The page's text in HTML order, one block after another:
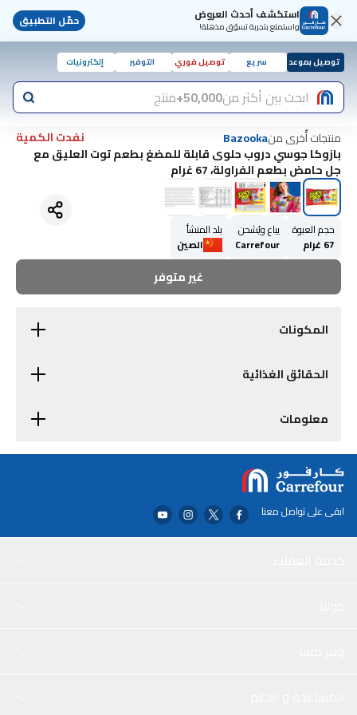
استكشف أحدث العروض
واستمتع بتجربة تسوّق مذهلة! حمّل التطبيق
توصيل بموعد سريع توصيل فوري التوفير إلكترونيات
ابحث بين أكثر من50,000+ منتج
منتجات أُخرى منBazooka
نفدت الكمية
بازوكا جوسي دروب حلوى قابلة للمضغ بطعم توت العليق مع
جل حامض بطعم الفراولة، 67 غرام
حجم العبوة
67 غرام
يباع ويُشحن
Carrefour
بلد المنشأ
الصين
غير متوفر
المكونات
الحقائق الغذائية
معلومات
ابقى على تواصل معنا